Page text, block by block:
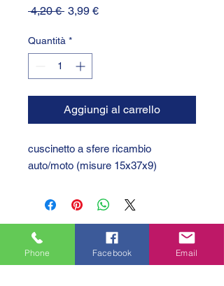
4,20 € Prezzo
3,99 €Prezzo
Quantità *
Aggiungi al carrello
cuscinetto a sfere ricambio
auto/moto (misure 15x37x9)
Phone Facebook Email